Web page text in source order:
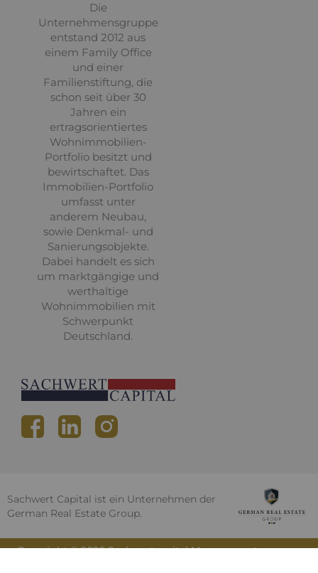
Die
Unternehmensgruppe
entstand 2012 aus
einem Family Office
und einer
Familienstiftung, die
schon seit über 30
Jahren ein
ertragsorientiertes
Wohnimmobilien-
Portfolio besitzt und
bewirtschaftet. Das
Immobilien-Portfolio
umfasst unter
anderem Neubau,
sowie Denkmal- und
Sanierungsobjekte.
Dabei handelt es sich
um marktgängige und
werthaltige
Wohnimmobilien mit
Schwerpunkt
Deutschland.
Sachwert Capital ist ein Unternehmen der
German Real Estate Group.
Copyright ©2026Sachwertcapital Management